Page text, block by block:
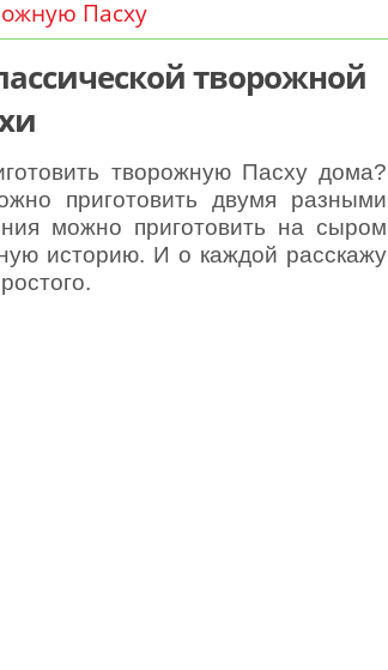
Пасху
творожной
творожную Пасху дома?
приготовить двумя разными
можно приготовить на сыром
историю. И о каждой расскажу